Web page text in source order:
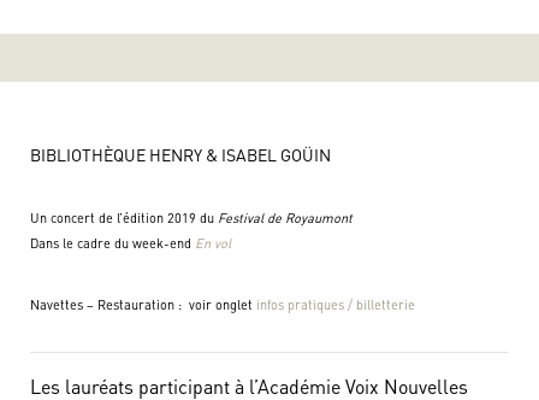
BIBLIOTHÈQUE HENRY & ISABEL GOÜIN
Un concert de l’édition 2019 du Festival de Royaumont
Dans le cadre du week-end En vol
Navettes – Restauration : voir onglet infos pratiques / billetterie
Les lauréats participant à l’Académie Voix Nouvelles